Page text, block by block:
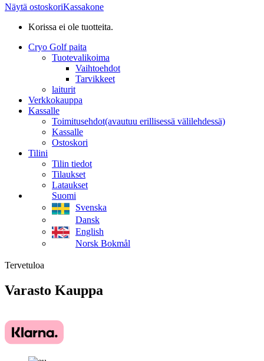
Näytä ostoskoriKassakone
Korissa ei ole tuotteita.
Cryo Golf paita
Tuotevalikoima
Vaihtoehdot
Tarvikkeet
laiturit
Verkkokauppa
Kassalle
Toimitusehdot(avautuu erillisessä välilehdessä)
Kassalle
Ostoskori
Tilini
Tilin tiedot
Tilaukset
Lataukset
Suomi
Svenska
Dansk
English
Norsk Bokmål
Tervetuloa
Varasto Kauppa